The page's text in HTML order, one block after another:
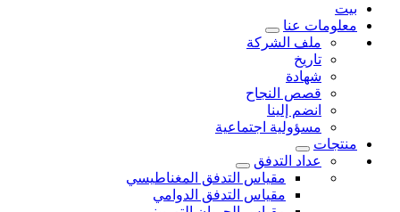
بيت
معلومات عنا
ملف الشركة
تاريخ
شهادة
قصص النجاح
انضم إلينا
مسؤولية اجتماعية
منتجات
عداد التدفق
مقياس التدفق المغناطيسي
مقياس التدفق الدوامي